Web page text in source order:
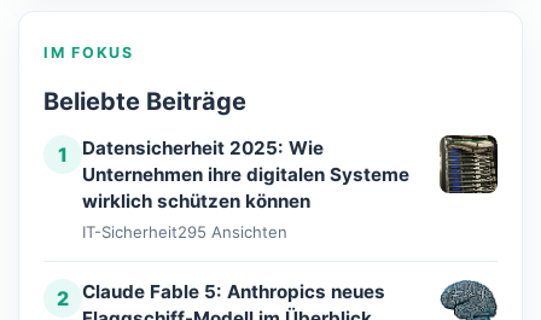
IM FOKUS
Beliebte Beiträge
1
Datensicherheit 2025: Wie
Unternehmen ihre digitalen Systeme
wirklich schützen können
IT-Sicherheit295 Ansichten
2 Claude Fable 5: Anthropics neues